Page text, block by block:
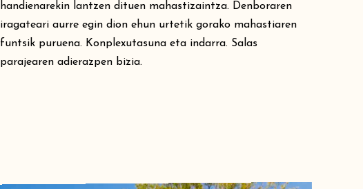
handienarekin lantzen dituen mahastizaintza. Denboraren
iragateari aurre egin dion ehun urtetik gorako mahastiaren
funtsik puruena. Konplexutasuna eta indarra. Salas
parajearen adierazpen bizia.